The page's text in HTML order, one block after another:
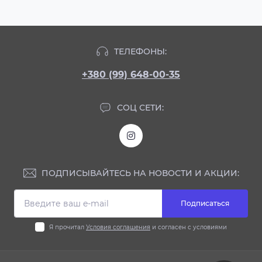
ТЕЛЕФОНЫ:
+380 (99) 648-00-35
СОЦ СЕТИ:
ПОДПИСЫВАЙТЕСЬ НА НОВОСТИ И АКЦИИ:
Подписаться
Я прочитал Условия соглашения и согласен с условиями